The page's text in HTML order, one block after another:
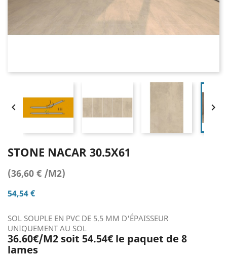
 
STONE NACAR 30.5X61
(36,60 € /M2)
54,54 €
SOL SOUPLE EN PVC DE 5.5 MM D'ÉPAISSEUR
UNIQUEMENT AU SOL
36.60€/M2 soit 54.54€ le paquet de 8
lames